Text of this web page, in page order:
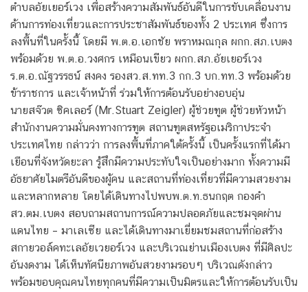
ตำบลอัยเยอร์เวง เพื่อสร้างความสัมพันธ์อันดีในการขับเคลื่อนงาน
ด้านการท่องเที่ยวและการประชาสัมพันธ์ของทั้ง 2 ประเทศ ซึ่งการ
ลงพื้นที่ในครั้งนี้ โดยมี พ.ต.อ.เอกชัย พราหมณกุล ผกก.สภ.เบตง
พร้อมด้วย พ.ต.อ.วงศกร เหมือนเขียว ผกก.สภ.อัยเยอร์เวง
ร.ต.อ.ณัฐวรรธน์ สงคง รองสว.ส.ทท.3 กก.3 บก.ทท.3 พร้อมด้วย
ข้าราชการ และเจ้าหน้าที่ ร่วมให้การต้อนรับอย่างอบอุ่น
นายสจ๊วต ซิคเลอร์ (Mr.Stuart Zeigler) ผู้ช่วยฑูต ผู้ช่วยหัวหน้า
สำนักงานความมั่นคงทางการฑูต สถานฑูตสหรัฐอเมริกาประจำ
ประเทศไทย กล่าวว่า การลงพื้นที่ภาคใต้ครั้งนี้ เป็นครั้งแรกที่ได้มา
เยือนที่จังหวัดยะลา รู้สึกมีความประทับใจเป็นอย่างมาก ทั้งความมี
อัธยาศัยไมตรีอันดีของผู้คน และสถานที่ท่องเที่ยวที่มีความสวยงาม
และหลากหลาย โดยได้เดินทางไปพบพ.ต.ท.ธนกฤต กองคำ
สว.ตม.เบตง สอบถามสถานการณ์ความปลอดภัยและชมจุดผ่าน
แดนไทย – มาเลเซีย และได้เดินทางมาเยี่ยมชมสถานที่ก่อสร้าง
สกายวอล์คทะเลอัยเวยอร์เวง และบริเวณย่านเมืองเบตง ที่มีศิลปะ
อันงดงาม ได้เห็นทัศนียภาพอันสวยงามรอบๆ บริเวณดังกล่าว
พร้อมขอบคุณคนไทยทุกคนที่มีความเป็นมิตรและให้การต้อนรับเป็น